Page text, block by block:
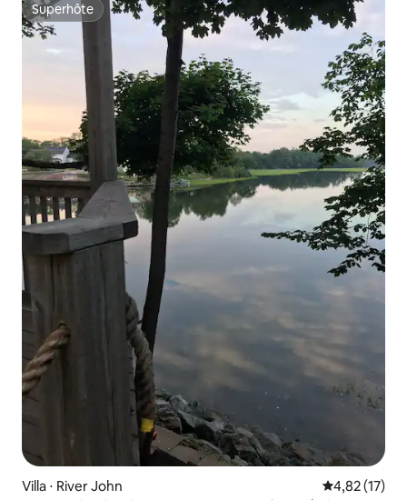
Superhôte
Superhôte
Villa ⋅ River John Évaluation
4,82 (17)